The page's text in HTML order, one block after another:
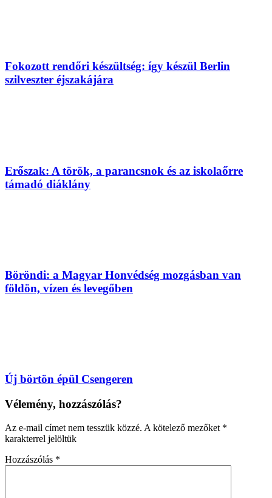
Fokozott rendőri készültség: így készül Berlin
szilveszter éjszakájára
Erőszak: A török, a parancsnok és az iskolaőrre
támadó diáklány
Böröndi: a Magyar Honvédség mozgásban van
földön, vízen és levegőben
Új börtön épül Csengeren
Vélemény, hozzászólás?
Az e-mail címet nem tesszük közzé. A kötelező mezőket *
karakterrel jelöltük
Hozzászólás *